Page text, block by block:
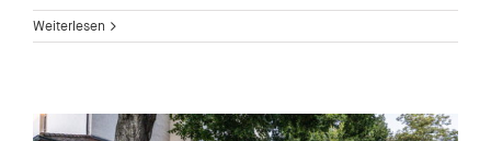
Weiterlesen